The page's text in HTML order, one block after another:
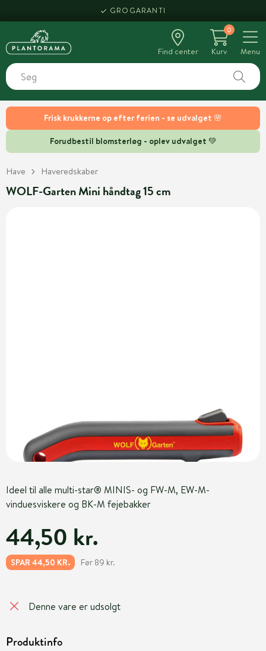
Frisk krukkerne op efter ferien - se udvalget 🌸
Forudbestil blomsterløg - oplev udvalget 💚
GROGARANTI
Find center
0
Kurv
Menu
Have Haveredskaber
WOLF-Garten Mini håndtag 15 cm
Ideel til alle multi-star® MINIS- og FW-M, EW-M-
vinduesviskere og BK-M fejebakker
44,50 kr.
SPAR 44,50 KR. Før 89 kr.
Denne vare er udsolgt
Produktinfo